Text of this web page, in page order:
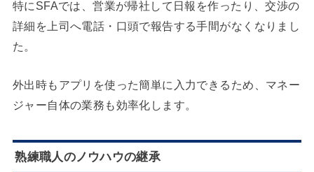
特にSFAでは、営業が帰社して日報を作ったり、交渉の
詳細を上司へ電話・口頭で報告する手間がなくなりまし
た。
外出時もアプリを使った簡単に入力できるため、マネー
ジャー自体の業務も効率化します。
熟練職人のノウハウの継承